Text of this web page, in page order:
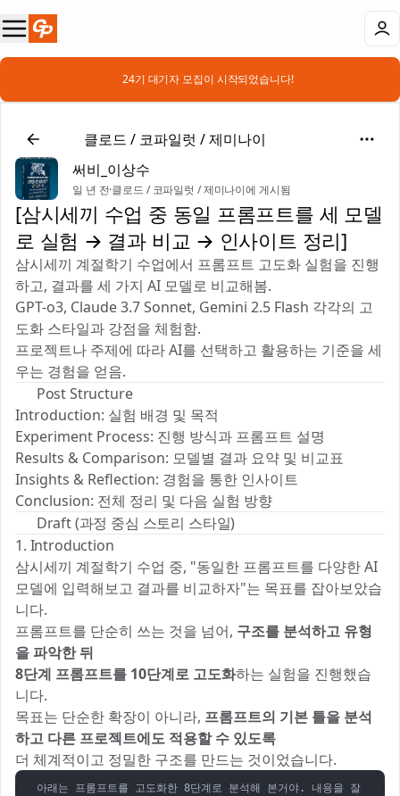
📣 24기 대기자 모집이 시작되었습니다!
🤖클로드 / 코파일럿 / 제미나이
써비_이상수
일 년 전·클로드 / 코파일럿 / 제미나이에 게시됨
[삼시세끼 수업 중 동일 프롬프트를 세 모델
로 실험 → 결과 비교 → 인사이트 정리]
삼시세끼 계절학기 수업에서 프롬프트 고도화 실험을 진행
하고, 결과를 세 가지 AI 모델로 비교해봄.
GPT-o3, Claude 3.7 Sonnet, Gemini 2.5 Flash 각각의 고
도화 스타일과 강점을 체험함.
프로젝트나 주제에 따라 AI를 선택하고 활용하는 기준을 세
우는 경험을 얻음.
📚 Post Structure
Introduction: 실험 배경 및 목적
Experiment Process: 진행 방식과 프롬프트 설명
Results & Comparison: 모델별 결과 요약 및 비교표
Insights & Reflection: 경험을 통한 인사이트
Conclusion: 전체 정리 및 다음 실험 방향
✍️ Draft (과정 중심 스토리 스타일)
1. Introduction
삼시세끼 계절학기 수업 중, "동일한 프롬프트를 다양한 AI
모델에 입력해보고 결과를 비교하자"는 목표를 잡아보았습
니다.
프롬프트를 단순히 쓰는 것을 넘어, 구조를 분석하고 유형
을 파악한 뒤
8단계 프롬프트를 10단계로 고도화하는 실험을 진행했습
니다. 🛤️✨
목표는 단순한 확장이 아니라, 프롬프트의 기본 틀을 분석
하고 다른 프로젝트에도 적용할 수 있도록
더 체계적이고 정밀한 구조를 만드는 것이었습니다.
아래는 프롬프트를 고도화한 8단계로 분석해 본거야. 내용을 잘 보고